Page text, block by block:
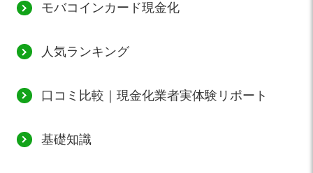
モバコインカード現金化
人気ランキング
口コミ比較｜現金化業者実体験リポート
基礎知識